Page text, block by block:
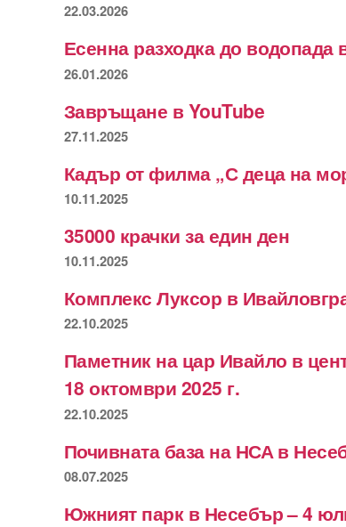
22.03.2026
Есенна разходка до водопада
26.01.2026
Завръщане в YouTube
27.11.2025
Кадър от филма „С деца на
10.11.2025
35000 крачки за един ден
10.11.2025
Комплекс Луксор в
22.10.2025
Паметник на цар Ивайло в
18 октомври 2025 г.
22.10.2025
Почивната база на НСА в
08.07.2025
Южният парк в Несебър – 4